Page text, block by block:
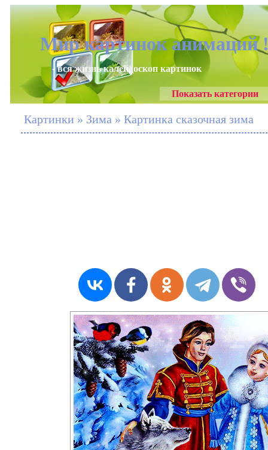
Мир картинок анимаций
- вся жизнь калейдоскоп картинок
Показать категории
Картинки » Зима » Картинка сказочная зима